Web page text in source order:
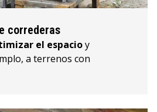
correderas
el espacioy
a terrenos con